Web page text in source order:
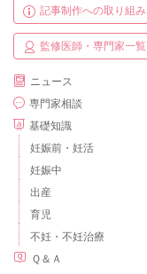
記事制作への取り組み
監修医師・専門家一覧
ニュース
専門家相談
基礎知識
妊娠前・妊活
妊娠中
出産
育児
不妊・不妊治療
Ｑ＆Ａ